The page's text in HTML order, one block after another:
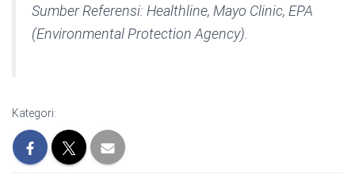
Sumber Referensi: Healthline, Mayo Clinic, EPA
(Environmental Protection Agency).
Kategori: